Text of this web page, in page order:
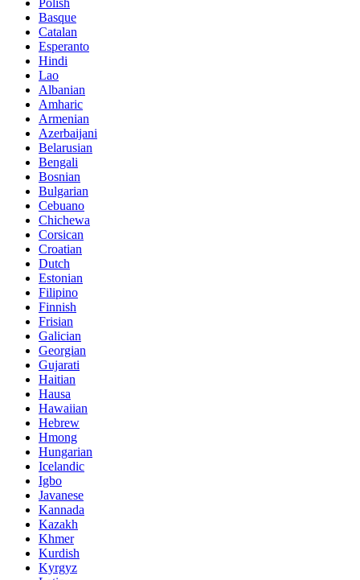
Basque
Catalan
Esperanto
Hindi
Lao
Albanian
Amharic
Armenian
Azerbaijani
Belarusian
Bengali
Bosnian
Bulgarian
Cebuano
Chichewa
Corsican
Croatian
Dutch
Estonian
Filipino
Finnish
Frisian
Galician
Georgian
Gujarati
Haitian
Hausa
Hawaiian
Hebrew
Hmong
Hungarian
Icelandic
Igbo
Javanese
Kannada
Kazakh
Khmer
Kurdish
Kyrgyz